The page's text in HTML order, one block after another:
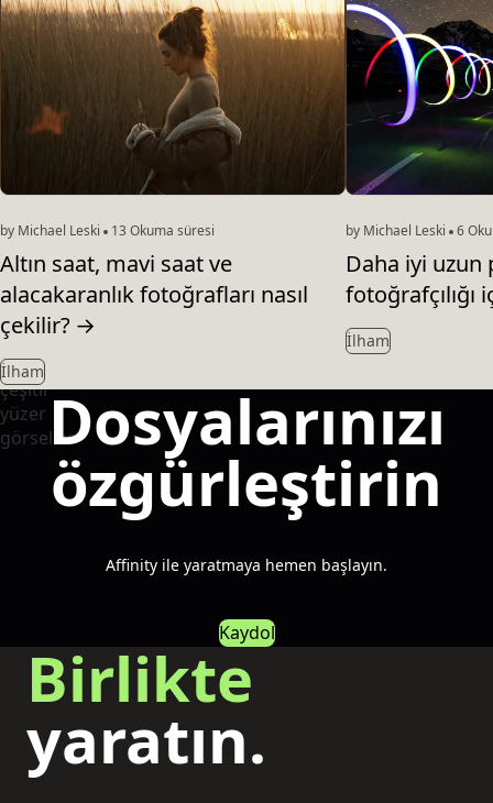
by Michael Leski 13 Okuma süresi
Altın saat, mavi saat ve
alacakaranlık fotoğrafları nasıl
çekilir? →
İlham
by Michael Leski 6
Daha iyi uzun
fotoğrafçılığı
İlham
Dosyalarınızı
özgürleştirin
Affinity ile yaratmaya hemen başlayın.
Kaydol
Birlikte
yaratın.